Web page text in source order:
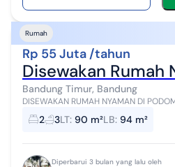
Rumah
Rp 55 Juta /tahun
Disewakan Rumah
Bandung Timur, Bandung
DISEWAKAN RUMAH NYAMAN DI
90m2 LB : 94m2 KT : 2 KM : 3 Listrik :
Hadap : Timur SHM Harg...
2 3LT: 90 m²LB: 94 m²
Diperbarui 3 bulan yang lalu oleh